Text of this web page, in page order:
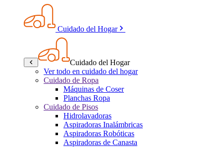
Cuidado del Hogar
Cuidado del Hogar
Ver todo en cuidado del hogar
Cuidado de Ropa
Máquinas de Coser
Planchas Ropa
Cuidado de Pisos
Hidrolavadoras
Aspiradoras Inalámbricas
Aspiradoras Robóticas
Aspiradoras de Canasta